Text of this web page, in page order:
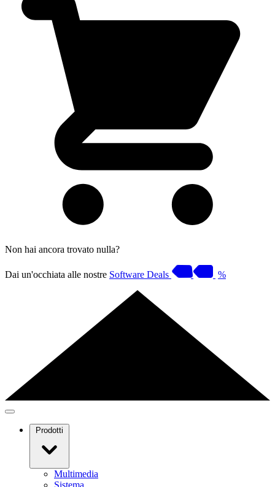
Non hai ancora trovato nulla?
Dai un'occhiata alle nostre Software Deals %
Prodotti
Multimedia